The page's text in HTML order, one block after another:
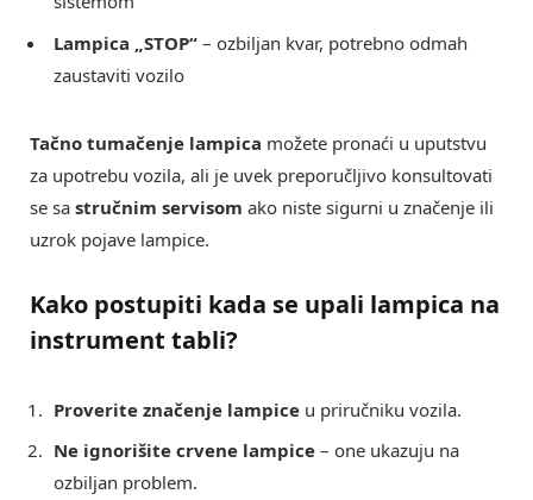
Lampica „STOP“ – ozbiljan kvar, potrebno odmah
zaustaviti vozilo
Tačno tumačenje lampica možete pronaći u uputstvu
za upotrebu vozila, ali je uvek preporučljivo konsultovati
se sa stručnim servisom ako niste sigurni u značenje ili
uzrok pojave lampice.
Kako postupiti kada se upali lampica na
instrument tabli?
Proverite značenje lampice u priručniku vozila.
Ne ignorišite crvene lampice – one ukazuju na
ozbiljan problem.